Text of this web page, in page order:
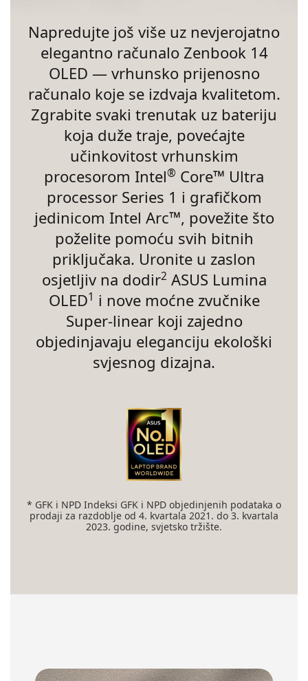
Napredujte još više uz nevjerojatno
elegantno računalo Zenbook 14
OLED — vrhunsko prijenosno
računalo koje se izdvaja kvalitetom.
Zgrabite svaki trenutak uz bateriju
koja duže traje, povećajte
učinkovitost vrhunskim
procesorom Intel® Core™ Ultra
processor Series 1 i grafičkom
jedinicom Intel Arc™, povežite što
poželite pomoću svih bitnih
priključaka. Uronite u zaslon
osjetljiv na dodir2 ASUS Lumina
OLED1 i nove moćne zvučnike
Super-linear koji zajedno
objedinjavaju eleganciju ekološki
svjesnog dizajna.
* GFK i NPD Indeksi GFK i NPD objedinjenih podataka o
prodaji za razdoblje od 4. kvartala 2021. do 3. kvartala
2023. godine, svjetsko tržište.